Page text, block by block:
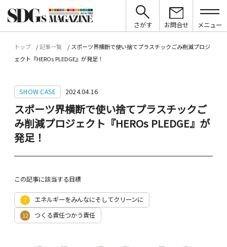
さがす お問合せ メニュー
トップ 記事一覧
スポーツ界横断で使い捨てプラスチックごみ削減プロジ
ェクト『HEROs PLEDGE』が発足！
SHOW CASE 2024.04.16
スポーツ界横断で使い捨てプラスチックご
み削減プロジェクト『HEROs PLEDGE』が
発足！
この記事に該当する目標
7 エネルギーをみんなにそしてクリーンに
12 つくる責任つかう責任